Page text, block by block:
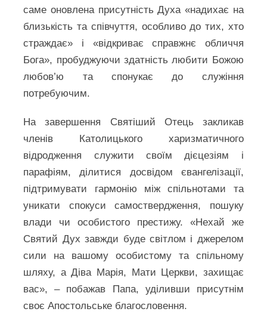
саме оновлена присутність Духа «надихає на
близькість та співчуття, особливо до тих, хто
страждає» і «відкриває справжнє обличчя
Бога», пробуджуючи здатність любити Божою
любов’ю та спонукає до служіння
потребуючим.
На завершення Святіший Отець закликав
членів Католицького харизматичного
відродження служити своїм дієцезіям і
парафіям, ділитися досвідом євангелізації,
підтримувати гармонію між спільнотами та
уникати спокуси самоствердження, пошуку
влади чи особистого престижу. «Нехай же
Святий Дух завжди буде світлом і джерелом
сили на вашому особистому та спільному
шляху, а Діва Марія, Мати Церкви, захищає
вас», – побажав Папа, уділивши присутнім
своє Апостольське благословення.